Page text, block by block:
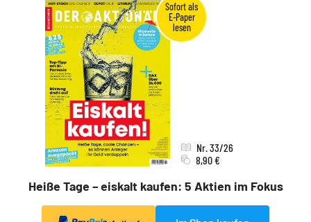
Heiße Tage – eiskalt kaufen: 5 Aktien im Fokus
Nr. 33/26
8,90 €